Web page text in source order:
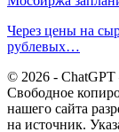
Через цены на
рублевых…
© 2026 - ChatGPT
Свободное
нашего сайта
на источник.